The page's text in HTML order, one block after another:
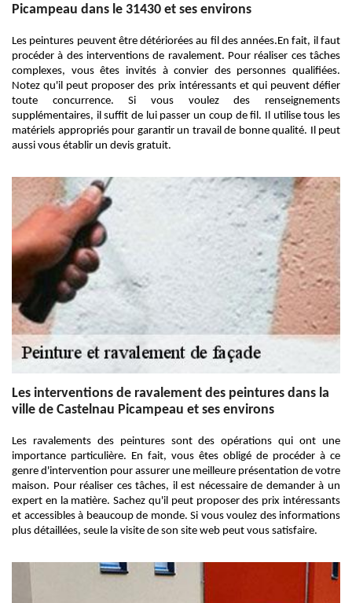
Picampeau dans le 31430 et ses environs
Les peintures peuvent être détériorées au fil des années.En fait, il faut
procéder à des interventions de ravalement. Pour réaliser ces tâches
complexes, vous êtes invités à convier des personnes qualifiées.
Notez qu'il peut proposer des prix intéressants et qui peuvent défier
toute concurrence. Si vous voulez des renseignements
supplémentaires, il suffit de lui passer un coup de fil. Il utilise tous les
matériels appropriés pour garantir un travail de bonne qualité. Il peut
aussi vous établir un devis gratuit.
Les interventions de ravalement des peintures dans la
ville de Castelnau Picampeau et ses environs
Les ravalements des peintures sont des opérations qui ont une
importance particulière. En fait, vous êtes obligé de procéder à ce
genre d'intervention pour assurer une meilleure présentation de votre
maison. Pour réaliser ces tâches, il est nécessaire de demander à un
expert en la matière. Sachez qu'il peut proposer des prix intéressants
et accessibles à beaucoup de monde. Si vous voulez des informations
plus détaillées, seule la visite de son site web peut vous satisfaire.